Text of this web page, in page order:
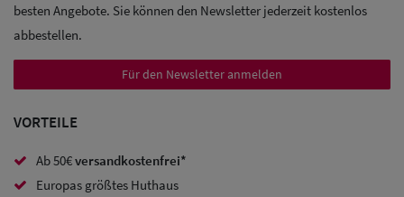
Sale: Caps
Caps
besten Angebote. Sie können den Newsletter jederzeit kostenlos
abbestellen.
Für den Newsletter anmelden
VORTEILE
Ab 50€versandkostenfrei*
Europas größtes Huthaus